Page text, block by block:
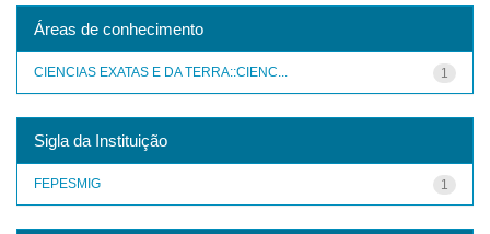
Áreas de conhecimento
1
CIENCIAS EXATAS E DA TERRA::CIENC...
Sigla da Instituição
1
FEPESMIG